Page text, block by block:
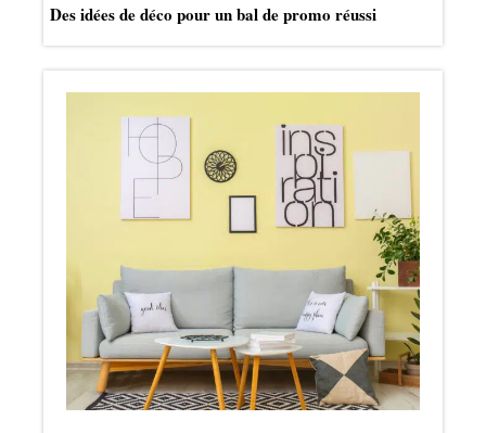
Des idées de déco pour un bal de promo réussi